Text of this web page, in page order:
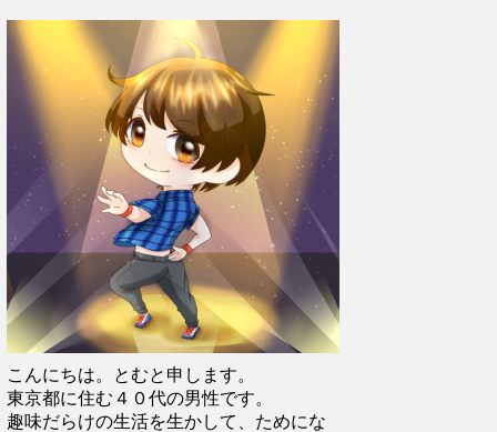
こんにちは。とむと申します。
東京都に住む４０代の男性です。
趣味だらけの生活を生かして、ためにな